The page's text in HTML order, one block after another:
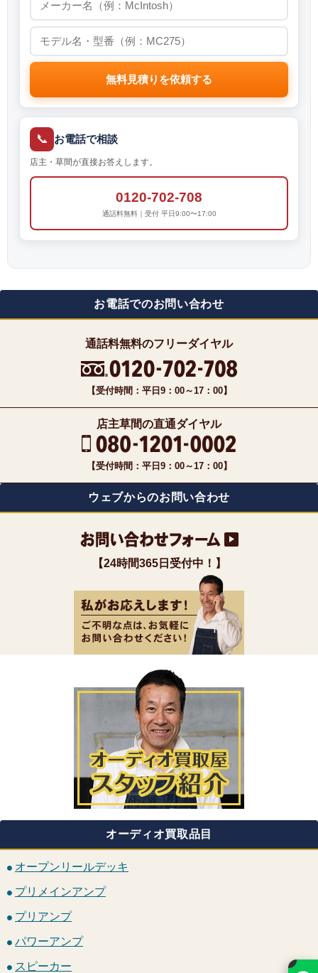
無料見積りを依頼する
📞 お電話で相談
店主・草間が直接お答えします。
0120-702-708
通話料無料｜受付 平日9:00〜17:00
お電話でのお問い合わせ
通話料無料のフリーダイヤル
【受付時間：平日9：00～17：00】
店主草間の直通ダイヤル
【受付時間：平日9：00～17：00】
ウェブからのお問い合わせ
【24時間365日受付中！】
オーディオ買取品目
オープンリールデッキ
プリメインアンプ
プリアンプ
パワーアンプ
スピーカー ×